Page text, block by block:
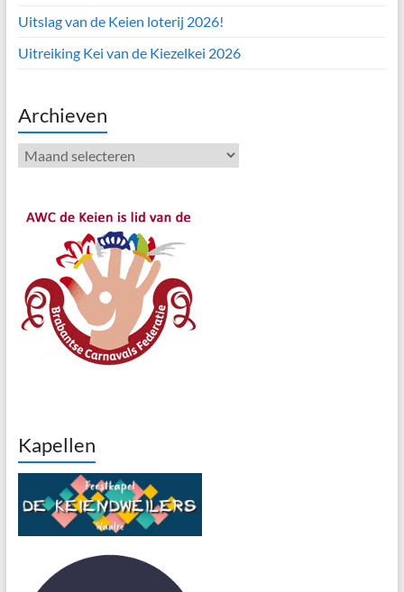
Uitslag van de Keien loterij 2026!
Uitreiking Kei van de Kiezelkei 2026
Archieven
Archieven
Kapellen